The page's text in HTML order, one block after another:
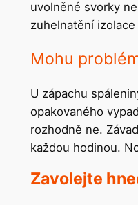
uvolněné svorky
zuhelnatění izolace
Mohu
U zápachu
opakovaného
rozhodně ne.
každou hodinou.
Zavolejte